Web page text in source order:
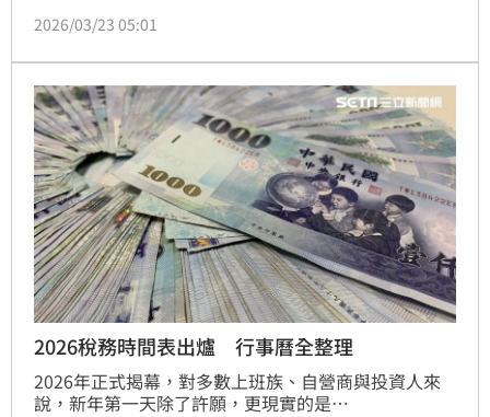
4.8%，大幅降至1.5%至2.4%，甚至社會住宅最低
年才生效。
2026/03/23 05:01
2026稅務時間表出爐 行事曆全整理
2026年正式揭幕，對多數上班族、自營商與投資人來
說，新年第一天除了許願，更現實的是